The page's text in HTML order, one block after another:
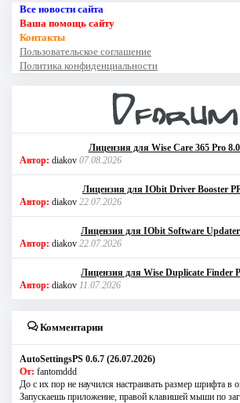
Все новости сайта
Ваша помощь сайту
Контакты
Пользовательское соглашение
Политика конфиденциальности
Лицензия для Wise Care 365 Pro
Автор: diakov 07.08.2026
Лицензия для IObit Driver Booster
Автор: diakov 22.07.2026
Лицензия для IObit Software
Автор: diakov 22.07.2026
Лицензия для Wise Duplicate Finder
Автор: diakov 11.07.2026
Комментарии
AutoSettingsPS 0.6.7 (26.07.2026)
От: fantomddd
До с их пор не научился настраивать размер шрифта в
Запускаешь приложение, правой клавишей мыши по